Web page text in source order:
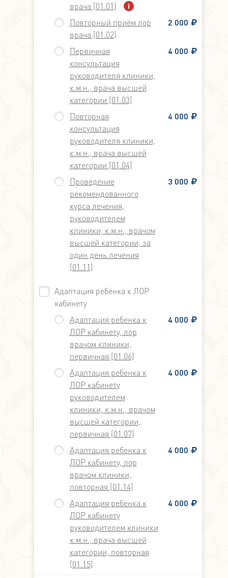
врача [01.01]
Повторный приём лор
врача [01.02]
2 000
Первичная
консультация
руководителя клиники,
к.м.н., врача высшей
категории [01.03]
4 000
Повторная
консультация
руководителя клиники,
к.м.н., врача высшей
категории [01.04]
4 000
Проведение
рекомендованного
курса лечения,
руководителем
клиники, к.м.н., врачом
высшей категории, за
один день лечения
[01.11]
3 000
Адаптация ребенка к ЛОР
кабинету
Адаптация ребенка к
ЛОР кабинету, лор
врачом клиники,
первичная [01.06]
4 000
Адаптация ребенка к
ЛОР кабинету
руководителем
клиники, к.м.н., врачом
высшей категории,
первичная [01.07]
4 000
Адаптация ребенка к
ЛОР кабинету, лор
врачом клиники,
повторная [01.14]
4 000
Адаптация ребенка к
ЛОР кабинету
руководителем клиники
к.м.н., врача высшей
категории, повторная
[01.15]
4 000